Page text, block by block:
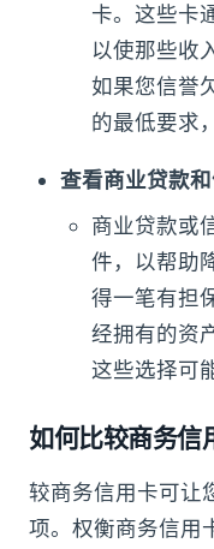
卡。这些卡
以使那些收
如果您信誉
的最低要求
查看商业贷款
商业贷款或
件，以帮助
得一笔有担
经拥有的资
这些选择可
如何比较商务信
较商务信用卡可让
项。权衡商务信用